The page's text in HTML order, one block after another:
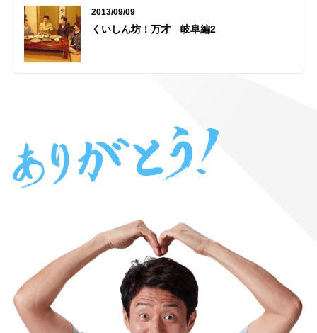
2013/09/09
くいしん坊！万才 岐阜編2